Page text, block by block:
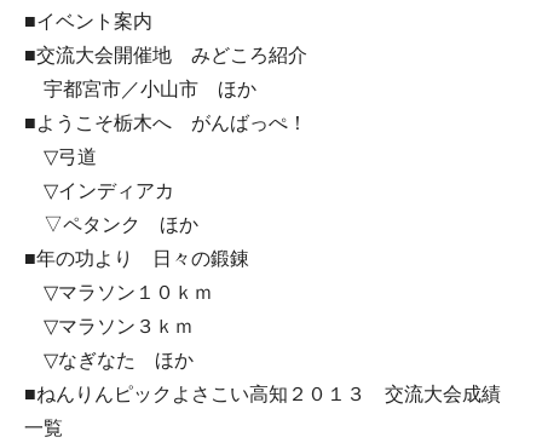
■イベント案内
■交流大会開催地 みどころ紹介
宇都宮市／小山市 ほか
■ようこそ栃木へ がんばっぺ！
▽弓道
▽インディアカ
▽ペタンク ほか
■年の功より 日々の鍛錬
▽マラソン１０ｋｍ
▽マラソン３ｋｍ
▽なぎなた ほか
■ねんりんピックよさこい高知２０１３ 交流大会成績
一覧